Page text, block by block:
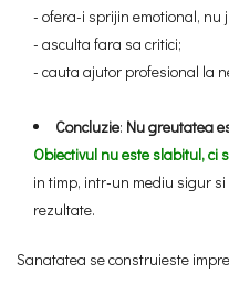
- ofera-i sprijin emotional, nu
- asculta fara sa critici;
- cauta ajutor profesional la
Concluzie: Nu greutatea
Obiectivul nu este slabitul, ci
in timp, intr-un mediu sigur
rezultate.
Sanatatea se construieste